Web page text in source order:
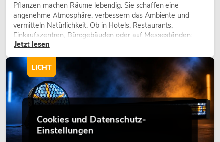
Pflanzen machen Räume lebendig. Sie schaffen eine
angenehme Atmosphäre, verbessern das Ambiente und
vermitteln Natürlichkeit. Ob in Hotels, Restaurants,
Einkaufszentren, Bürogebäuden oder auf Messeständen:
eine hochwertige Begrünung gehört heute längst zum
modernen Raumkonzept.
Jetzt lesen
LICHT
Cookies und Datenschutz-
Einstellungen